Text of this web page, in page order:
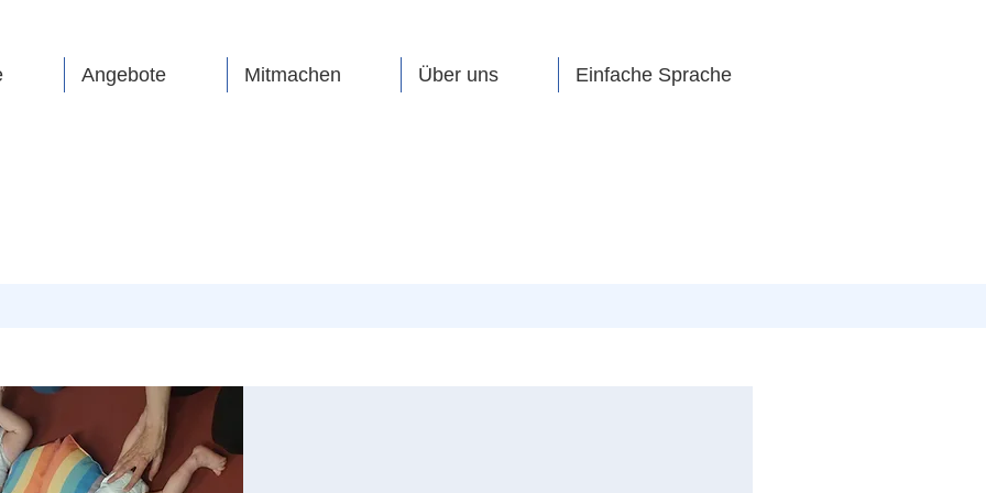
Angebote Mitmachen Über uns Einfache Sprache